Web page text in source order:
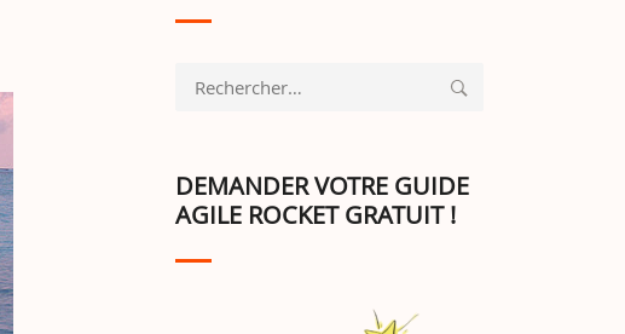
Rechercher :
DEMANDER VOTRE GUIDE
AGILE ROCKET GRATUIT !